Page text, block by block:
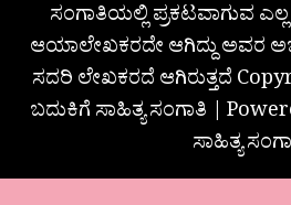
ಸಂಗಾತಿಯಲ್ಲಿ ಪ್ರಕಟವಾಗುವ ಎಲ್ಲ
ಆಯಾಲೇಖಕರದೇ ಆಗಿದ್ದು ಅವರ
ಸದರಿ ಲೇಖಕರದೆ ಆಗಿರುತ್ತದೆ
ಬದುಕಿಗೆ ಸಾಹಿತ್ಯ ಸಂಗಾತಿ |
ಸಾಹಿತ್ಯ